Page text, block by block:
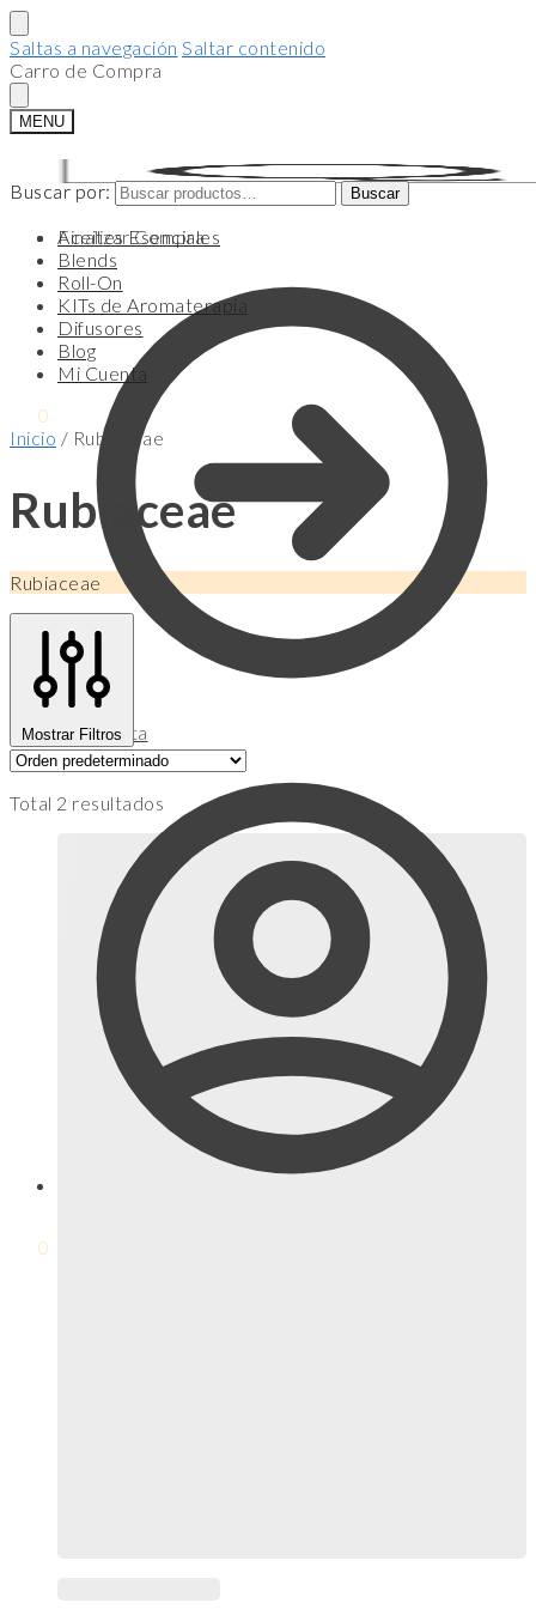
Saltas a navegación Saltar contenido
Carro de Compra
MENU
Buscar por: Buscar
Finalizar Compra
Mi Cuenta
0
Buscar por: Buscar
Aceites Esenciales
Blends
Roll-On
KITs de Aromaterapia
Difusores
Blog
Mi Cuenta
0
Inicio / Rubiaceae
Rubiaceae
Rubiaceae
Mostrar Filtros
Total 2 resultados